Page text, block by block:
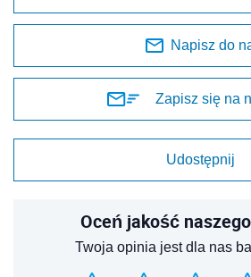
Napisz do
Zapisz się na
Udostępnij
Oceń jakość
Twoja opinia jest dla nas